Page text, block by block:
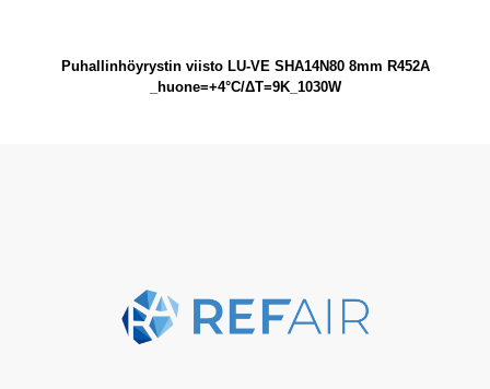
Puhallinhöyrystin viisto LU-VE SHA14N80 8mm R452A
_huone=+4°C/ΔT=9K_1030W